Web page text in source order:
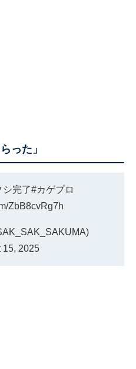
った」
シ完了#カゲプロ
ZbB8cvRg7h
15, 2025